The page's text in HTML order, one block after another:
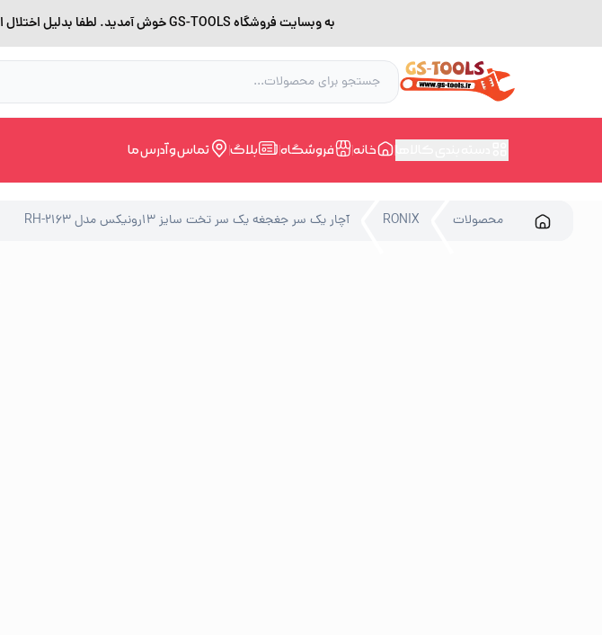
به وبسایت فروشگاه GS-TOOLS خوش آمدید. لطفا بدلیل اختلال اینترنت برای خرید و مشاوره با شماره 09228168388 در ارتباط باشید.
خانه فروشگاه بلاگ تماس و آدرس ما
محصولات RONIX آچار یک سر جغجغه یک سر تخت سایز 13رونیکس مدل RH-2163